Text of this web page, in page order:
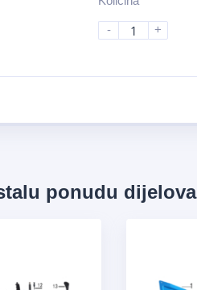
- +
ponudu dijelova